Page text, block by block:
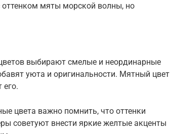
оттенком мяты морской волны, но
выбирают смелые и неординарные
уюта и оригинальности. Мятный цвет
его.
цвета важно помнить, что оттенки
советуют внести яркие желтые акценты